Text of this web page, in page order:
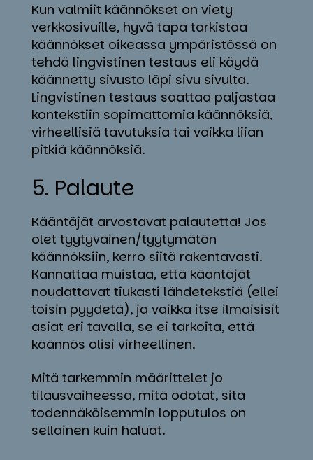
Kun valmiit käännökset on viety
verkkosivuille, hyvä tapa tarkistaa
käännökset oikeassa ympäristössä on
tehdä lingvistinen testaus eli käydä
käännetty sivusto läpi sivu sivulta.
Lingvistinen testaus saattaa paljastaa
kontekstiin sopimattomia käännöksiä,
virheellisiä tavutuksia tai vaikka liian
pitkiä käännöksiä.
5. Pa­lau­te
Kääntäjät arvostavat palautetta! Jos
olet tyytyväinen/tyytymätön
käännöksiin, kerro siitä rakentavasti.
Kannattaa muistaa, että kääntäjät
noudattavat tiukasti lähdetekstiä (ellei
toisin pyydetä), ja vaikka itse ilmaisisit
asiat eri tavalla, se ei tarkoita, että
käännös olisi virheellinen.
Mitä tarkemmin määrittelet jo
tilausvaiheessa, mitä odotat, sitä
todennäköisemmin lopputulos on
sellainen kuin haluat.